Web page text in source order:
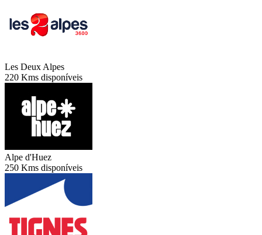
Les Deux Alpes
220 Kms disponíveis
Alpe d'Huez
250 Kms disponíveis